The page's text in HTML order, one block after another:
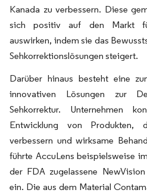
Kanada zu verbessern. Diese
sich positiv auf den Markt für
auswirken, indem sie das
Sehkorrektionslösungen steigert.
Darüber hinaus besteht eine
innovativen Lösungen zur
Sehkorrektur. Unternehmen
Entwicklung von Produkten,
verbessern und wirksame
führte AccuLens beispielsweise
der FDA zugelassene
ein. Die aus dem Material